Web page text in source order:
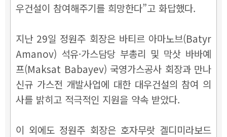
우건설이 참여해주기를 희망한다”고 화답했다.
지난 29일 정원주 회장은 바티르 아마노브(Batyr
Amanov) 석유·가스담당 부총리 및 막삿 바바예
프(Maksat Babayev) 국영가스공사 회장과 만나
신규 가스전 개발사업에 대한 대우건설의 참여 의
사를 밝히고 적극적인 지원을 약속 받았다.
이 외에도 정원주 회장은 호자무랏 겔디미라보드